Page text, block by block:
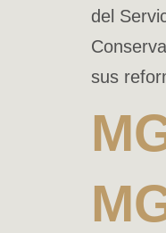
del
sus